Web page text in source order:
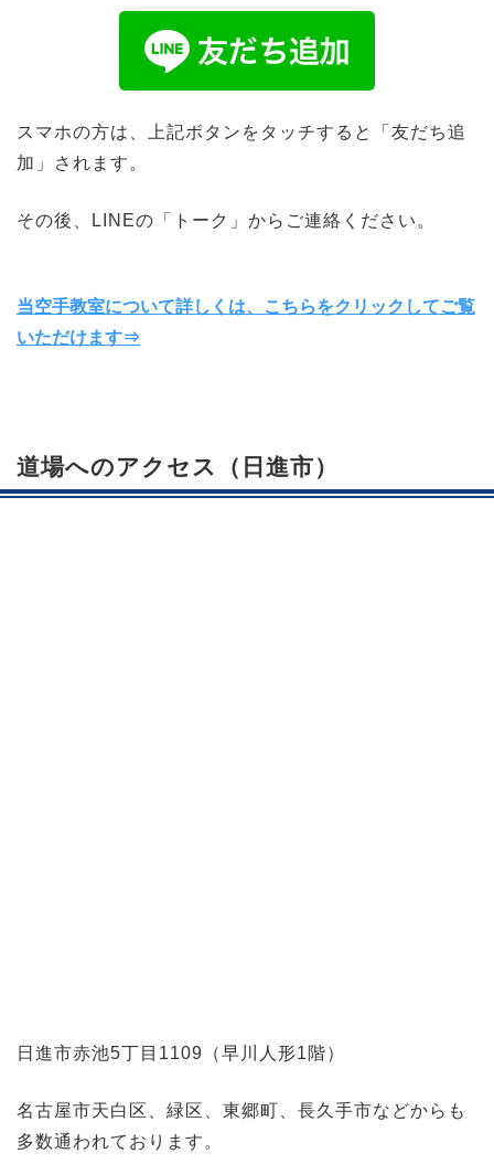
スマホの方は、上記ボタンをタッチすると「友だち追
加」されます。
その後、LINEの「トーク」からご連絡ください。
当空手教室について詳しくは、こちらをクリックしてご覧
いただけます⇒
道場へのアクセス（日進市）
日進市赤池5丁目1109（早川人形1階）
名古屋市天白区、緑区、東郷町、長久手市などからも
多数通われております。